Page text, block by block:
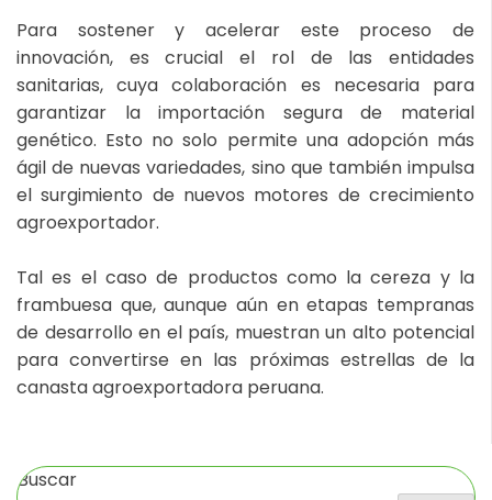
Para sostener y acelerar este proceso de
innovación, es crucial el rol de las entidades
sanitarias, cuya colaboración es necesaria para
garantizar la importación segura de material
genético. Esto no solo permite una adopción más
ágil de nuevas variedades, sino que también impulsa
el surgimiento de nuevos motores de crecimiento
agroexportador.
Tal es el caso de productos como la cereza y la
frambuesa que, aunque aún en etapas tempranas
de desarrollo en el país, muestran un alto potencial
para convertirse en las próximas estrellas de la
canasta agroexportadora peruana.
Buscar